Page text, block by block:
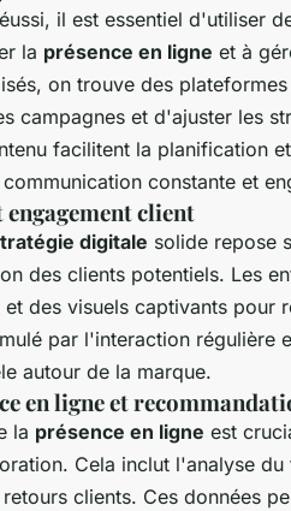
il est essentiel d'utiliser
la présence en ligne et à
on trouve des
campagnes et d'ajuster les
facilitent la planification
constante et
engagement client
digitale solide repose
des clients potentiels. Les
des visuels captivants pour
par l'interaction régulière
autour de la marque.
en ligne et
la présence en ligne est
Cela inclut l'analyse
clients. Ces données